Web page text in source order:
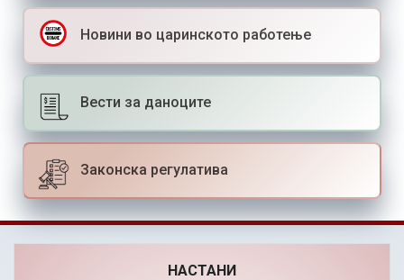
Новини во царинското работење
Вести за даноците
Законска регулатива
НАСТАНИ